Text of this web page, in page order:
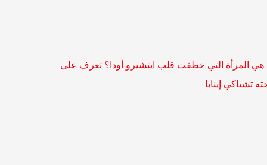
المرأة التي خطفت قلب ايتشيرو أودا؟ تعرف على
تشياكي إينابا